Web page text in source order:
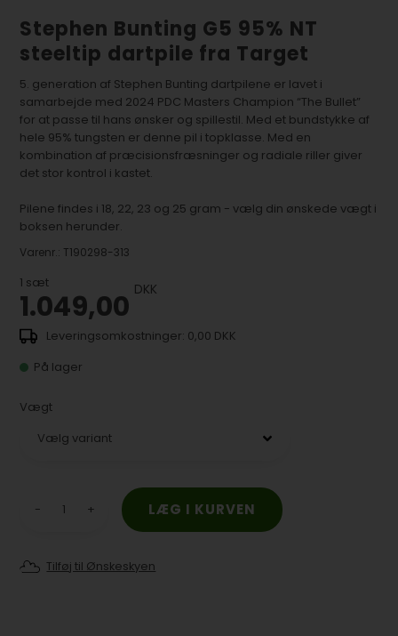
Stephen Bunting G5 95% NT
steeltip dartpile fra Target
5. generation af Stephen Bunting dartpilene er lavet i
samarbejde med 2024 PDC Masters Champion “The Bullet”
for at passe til hans ønsker og spillestil. Med et bundstykke af
hele 95% tungsten er denne pil i topklasse. Med en
kombination af præcisionsfræsninger og radiale riller giver
det stor kontrol i kastet.
Pilene findes i 18, 22, 23 og 25 gram - vælg din ønskede vægt i
boksen herunder.
Varenr.: T190298-313
1 sæt
1.049,00 DKK
0,00 DKK
På lager
Vægt
- +
Tilføj til Ønskeskyen